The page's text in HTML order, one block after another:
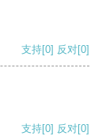
支持[0] 反对[0]
支持[0] 反对[0]